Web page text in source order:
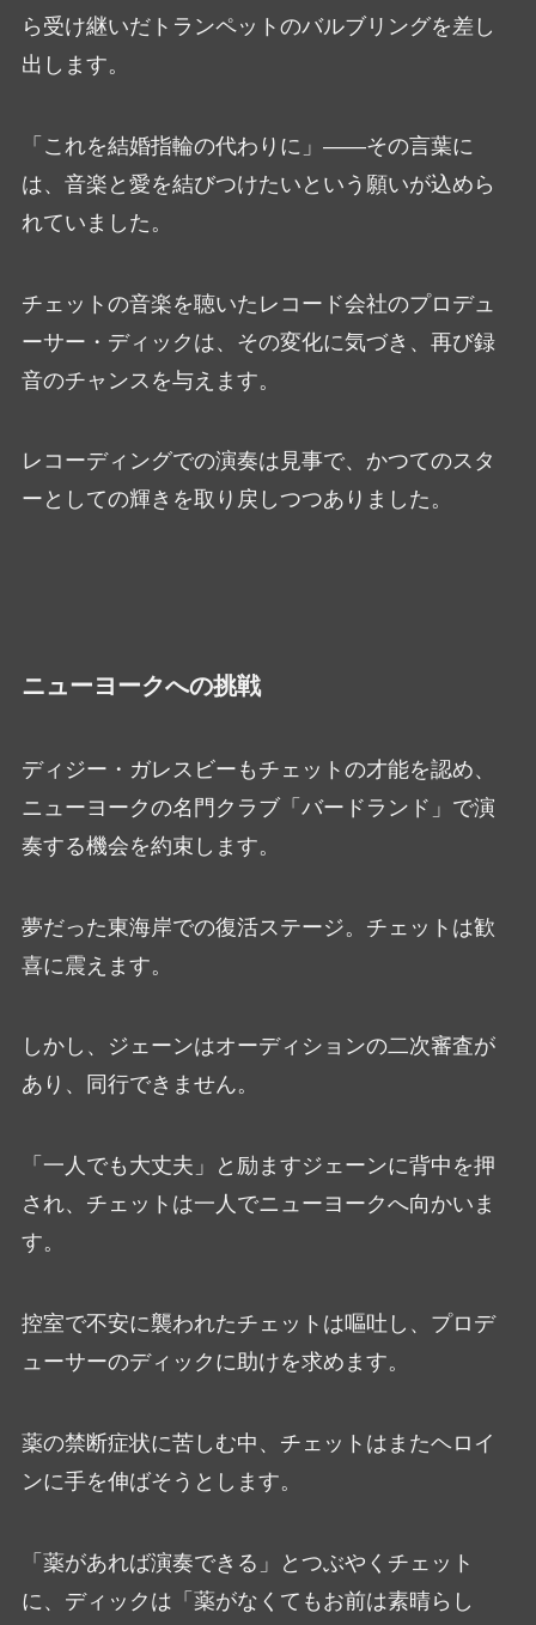
ら受け継いだトランペットのバルブリングを差し
出します。
「これを結婚指輪の代わりに」――その言葉に
は、音楽と愛を結びつけたいという願いが込めら
れていました。
チェットの音楽を聴いたレコード会社のプロデュ
ーサー・ディックは、その変化に気づき、再び録
音のチャンスを与えます。
レコーディングでの演奏は見事で、かつてのスタ
ーとしての輝きを取り戻しつつありました。
ニューヨークへの挑戦
ディジー・ガレスビーもチェットの才能を認め、
ニューヨークの名門クラブ「バードランド」で演
奏する機会を約束します。
夢だった東海岸での復活ステージ。チェットは歓
喜に震えます。
しかし、ジェーンはオーディションの二次審査が
あり、同行できません。
「一人でも大丈夫」と励ますジェーンに背中を押
され、チェットは一人でニューヨークへ向かいま
す。
控室で不安に襲われたチェットは嘔吐し、プロデ
ューサーのディックに助けを求めます。
薬の禁断症状に苦しむ中、チェットはまたヘロイ
ンに手を伸ばそうとします。
「薬があれば演奏できる」とつぶやくチェット
に、ディックは「薬がなくてもお前は素晴らし